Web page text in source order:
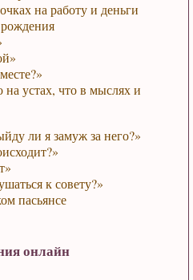
на работу и деньги
на устах, что в мыслях и
ли я замуж за него?»
к совету?»
пасьянсе
онлайн